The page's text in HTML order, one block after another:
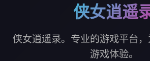
侠女逍遥
侠女逍遥录。专业的游戏平台
游戏体验。